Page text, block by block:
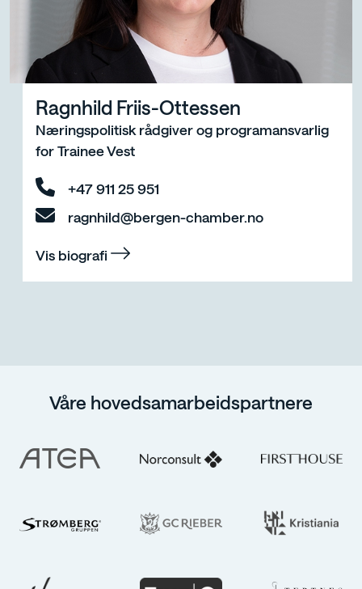
Ragnhild Friis-Ottessen
Næringspolitisk rådgiver og programansvarlig
for Trainee Vest
+47 911 25 951
ragnhild@bergen-chamber.no
Vis biografi
Våre hovedsamarbeidspartnere